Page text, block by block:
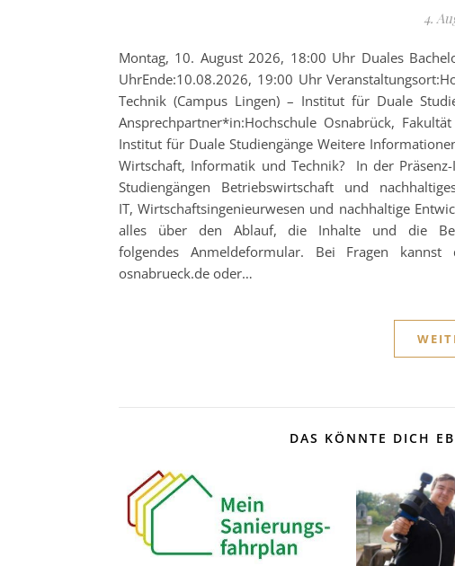
4.
Montag, 10. August 2026, 18:00 Uhr Duales
UhrEnde:10.08.2026, 19:00 Uhr
Technik (Campus Lingen) – Institut für Duale
Ansprechpartner*in:Hochschule Osnabrück,
Institut für Duale Studiengänge Weitere
Wirtschaft, Informatik und Technik? In der
Studiengängen Betriebswirtschaft und
IT, Wirtschaftsingenieurwesen und nachhaltige
alles über den Ablauf, die Inhalte und die
folgendes Anmeldeformular. Bei Fragen
osnabrueck.de oder…
DAS KÖNNTE DICH